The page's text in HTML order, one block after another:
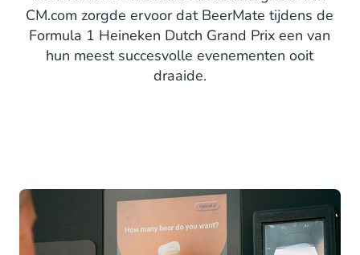
CM.com zorgde ervoor dat BeerMate tijdens de
Formula 1 Heineken Dutch Grand Prix een van
hun meest succesvolle evenementen ooit
draaide.